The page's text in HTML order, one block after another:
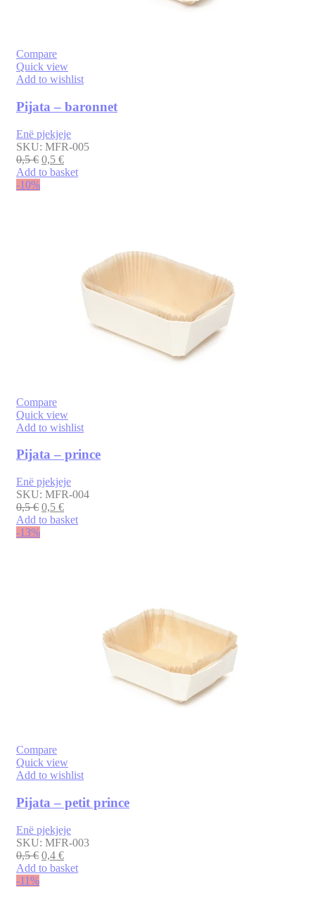
Compare
Quick view
Add to wishlist
Pijata – baronnet
Enë pjekjeje
SKU: MFR-005
0,5€ 0,5 €
Add to basket
-10%
Compare
Quick view
Add to wishlist
Pijata – prince
Enë pjekjeje
SKU: MFR-004
0,5€ 0,5 €
Add to basket
-13%
Compare
Quick view
Add to wishlist
Pijata – petit prince
Enë pjekjeje
SKU: MFR-003
0,5€ 0,4 €
Add to basket
-11%